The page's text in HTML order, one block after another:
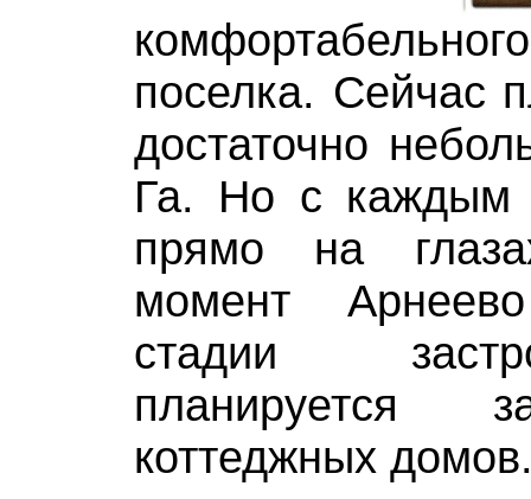
поселка. Сейчас
достаточно
Га. Но с каждым
прямо на
момент
стадии
планируется
коттеджных